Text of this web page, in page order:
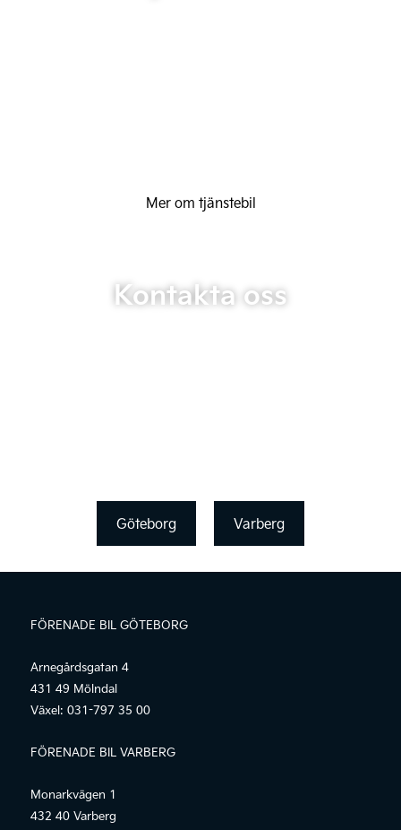
Mer om tjänstebil
Kontakta oss
Göteborg Varberg
FÖRENADE BIL GÖTEBORG
Arnegårdsgatan 4
431 49 Mölndal
Växel: 031-797 35 00
FÖRENADE BIL VARBERG
Monarkvägen 1
432 40 Varberg